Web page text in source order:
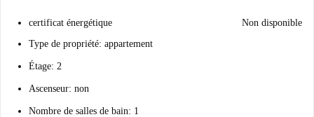
certificat énergétique
Non disponible
Type de propriété: appartement
Étage: 2
Ascenseur: non
Nombre de salles de bain: 1